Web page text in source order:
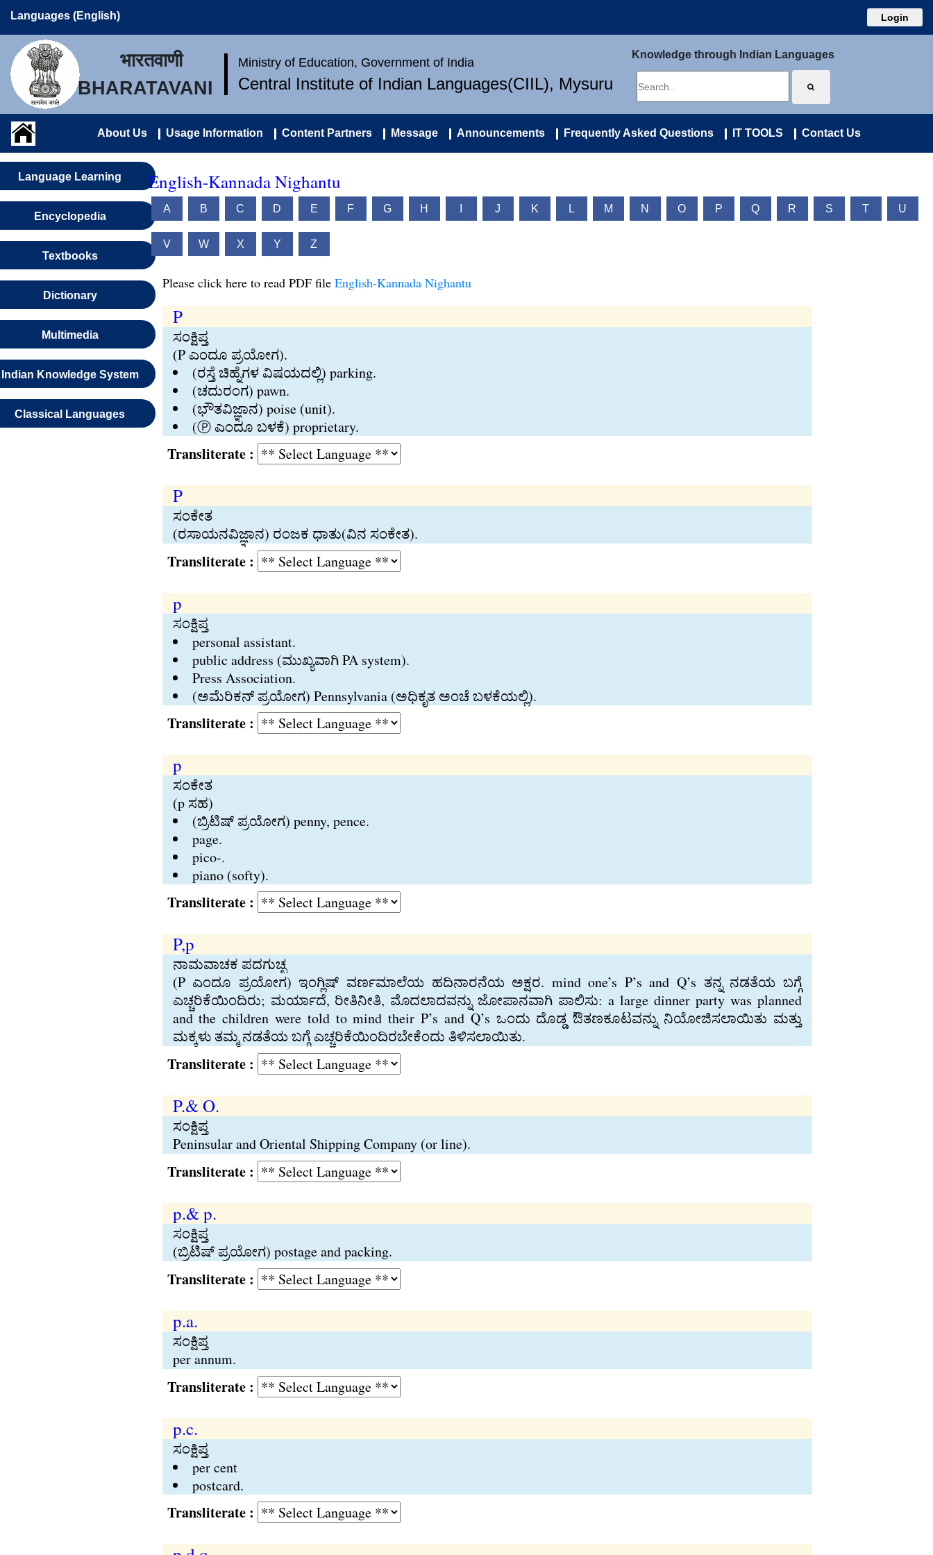
Languages (English) Login
भारतवाणी
BHARATAVANI
Ministry of Education, Government of India
Central Institute of Indian Languages(CIIL), Mysuru
Knowledge through Indian Languages
About Us Usage Information Content Partners Message Announcements Frequently Asked Questions IT TOOLS Contact Us
Language Learning
Encyclopedia
Textbooks
Dictionary
Multimedia
Indian Knowledge System
Classical Languages
English-Kannada Nighantu
A B C D E F G H J K L M N O P Q R S T U
V W X Y Z
Please click here to read PDF file English-Kannada Nighantu
P
ಸಂಕ್ಷಿಪ್ತ
(P ಎಂದೂ ಪ್ರಯೋಗ).
(ರಸ್ತೆ ಚಿಹ್ನೆಗಳ ವಿಷಯದಲ್ಲಿ) parking.
(ಚದುರಂಗ) pawn.
(ಭೌತವಿಜ್ಞಾನ) poise (unit).
(Ⓟ ಎಂದೂ ಬಳಕೆ) proprietary.
Transliterate :
P
ಸಂಕೇತ
(ರಸಾಯನವಿಜ್ಞಾನ) ರಂಜಕ ಧಾತು(ವಿನ ಸಂಕೇತ).
Transliterate :
p
ಸಂಕ್ಷಿಪ್ತ
personal assistant.
public address (ಮುಖ್ಯವಾಗಿ PA system).
Press Association.
(ಅಮೆರಿಕನ್‍ ಪ್ರಯೋಗ) Pennsylvania (ಅಧಿಕೃತ ಅಂಚೆ ಬಳಕೆಯಲ್ಲಿ).
Transliterate :
p
ಸಂಕೇತ
(p ಸಹ)
(ಬ್ರಿಟಿಷ್‍ ಪ್ರಯೋಗ) penny, pence.
page.
pico-.
piano (softy).
Transliterate :
P,p
ನಾಮವಾಚಕ ಪದಗುಚ್ಛ
(P ಎಂದೂ ಪ್ರಯೋಗ) ಇಂಗ್ಲಿಷ್‍ ವರ್ಣಮಾಲೆಯ ಹದಿನಾರನೆಯ ಅಕ್ಷರ. mind one’s P’s and Q’s ತನ್ನ ನಡತೆಯ ಬಗ್ಗೆ
ಎಚ್ಚರಿಕೆಯಿಂದಿರು; ಮರ್ಯಾದೆ, ರೀತಿನೀತಿ, ಮೊದಲಾದವನ್ನು ಜೋಪಾನವಾಗಿ ಪಾಲಿಸು: a large dinner party was planned
and the children were told to mind their P’s and Q’s ಒಂದು ದೊಡ್ಡ ಔತಣಕೂಟವನ್ನು ನಿಯೋಜಿಸಲಾಯಿತು ಮತ್ತು
ಮಕ್ಕಳು ತಮ್ಮ ನಡತೆಯ ಬಗ್ಗೆ ಎಚ್ಚರಿಕೆಯಿಂದಿರಬೇಕೆಂದು ತಿಳಿಸಲಾಯಿತು.
Transliterate :
P.& O.
ಸಂಕ್ಷಿಪ್ತ
Peninsular and Oriental Shipping Company (or line).
Transliterate :
p.& p.
ಸಂಕ್ಷಿಪ್ತ
(ಬ್ರಿಟಿಷ್‍ ಪ್ರಯೋಗ) postage and packing.
Transliterate :
p.a.
ಸಂಕ್ಷಿಪ್ತ
per annum.
Transliterate :
p.c.
ಸಂಕ್ಷಿಪ್ತ
per cent
postcard.
Transliterate :